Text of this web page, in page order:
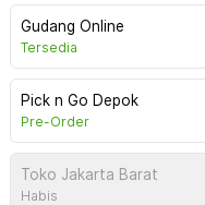
Gudang Online
Tersedia
Pick n Go Depok
Pre-Order
Toko Jakarta Barat
Habis